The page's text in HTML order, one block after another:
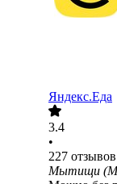
Яндекс.Еда
3.4
•
227 отзывов
Мытищи